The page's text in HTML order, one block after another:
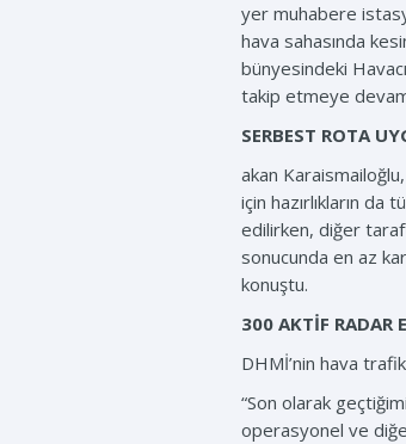
yer muhabere
hava sahasında
bünyesindeki
takip etmeye
SERBEST ROTA
akan
için hazırlıkların
edilirken, diğer
sonucunda en az
konuştu.
300 AKTİF RADAR
DHMİ’nin hava
“Son olarak
operasyonel ve